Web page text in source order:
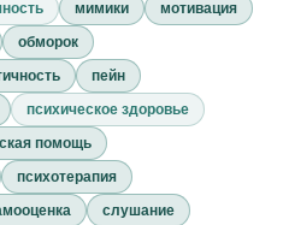
мимики
мотивация
обморок
пейн
психическое здоровье
помощь
психотерапия
слушание